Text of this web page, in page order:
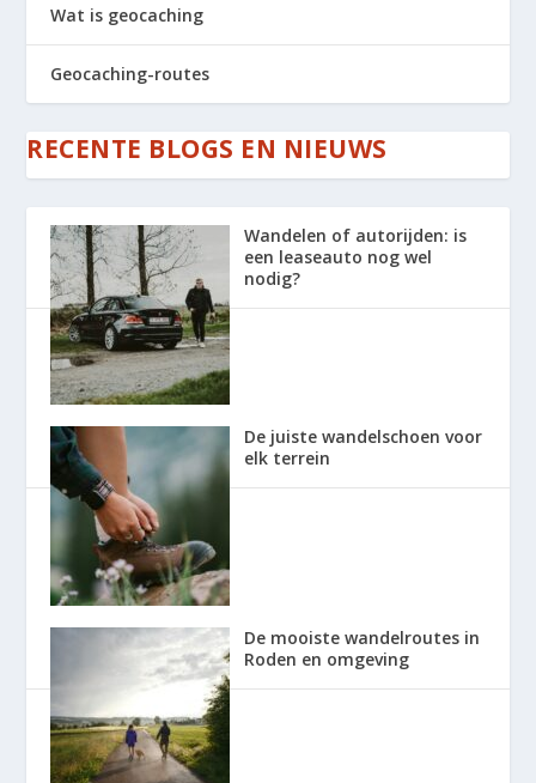
Wat is geocaching
Geocaching-routes
RECENTE BLOGS EN NIEUWS
Wandelen of autorijden: is
een leaseauto nog wel
nodig?
De juiste wandelschoen voor
elk terrein
De mooiste wandelroutes in
Roden en omgeving